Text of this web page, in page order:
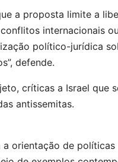
a proposta limite a
internacionais
político-jurídica
defende.
críticas a Israel que
antissemitas.
orientação de